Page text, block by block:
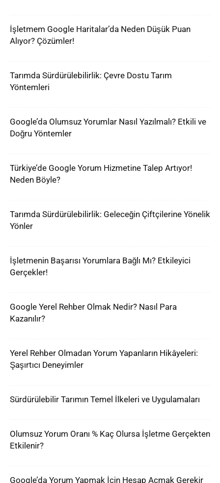
İşletmem Google Haritalar’da Neden Düşük Puan
Alıyor? Çözümler!
Tarımda Sürdürülebilirlik: Çevre Dostu Tarım
Yöntemleri
Google’da Olumsuz Yorumlar Nasıl Yazılmalı? Etkili ve
Doğru Yöntemler
Türkiye’de Google Yorum Hizmetine Talep Artıyor!
Neden Böyle?
Tarımda Sürdürülebilirlik: Geleceğin Çiftçilerine Yönelik
Yönler
İşletmenin Başarısı Yorumlara Bağlı Mı? Etkileyici
Gerçekler!
Google Yerel Rehber Olmak Nedir? Nasıl Para
Kazanılır?
Yerel Rehber Olmadan Yorum Yapanların Hikâyeleri:
Şaşırtıcı Deneyimler
Sürdürülebilir Tarımın Temel İlkeleri ve Uygulamaları
Olumsuz Yorum Oranı % Kaç Olursa İşletme Gerçekten
Etkilenir?
Google’da Yorum Yapmak İçin Hesap Açmak Gerekir